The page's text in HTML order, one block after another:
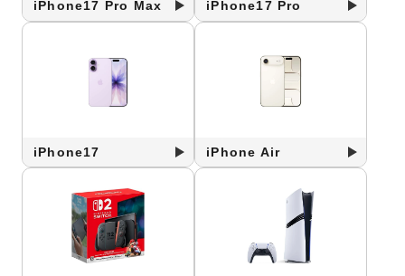
iPhone17 Pro Max iPhone17 Pro
iPhone17 iPhone Air